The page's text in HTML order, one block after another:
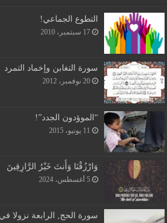
التطوع الجماعي!
17 سبتمبر، 2010
سورة التغابن وإخماد التمرد
20 نوفمبر، 2012
“الموؤدون الجدد”!
11 يونيو، 2015
وَارْزُقْنَا وَأَنتَ خَيْرُ الرَّازِقِينَ
5 أغسطس، 2024
سورة الحج, الرابعة نزولا في